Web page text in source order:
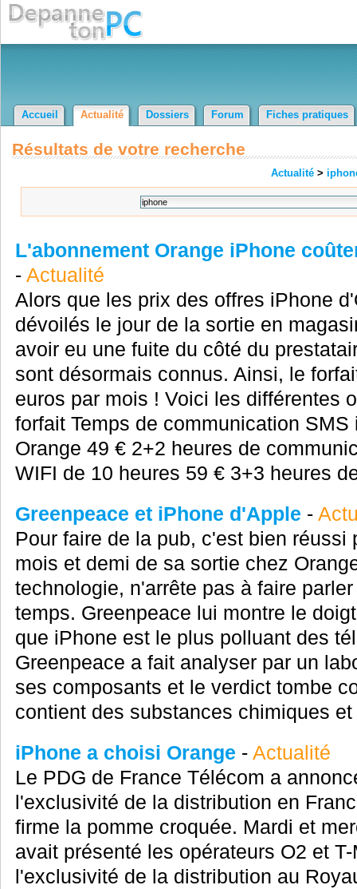
Accueil Actualité Dossiers Forum Fiches pratiques
Résultats de votre recherche
Actualité>
L'abonnement Orange iPhone
- Actualité
Alors que les prix des offres iPhone
dévoilés le jour de la sortie en
avoir eu une fuite du côté du
sont désormais connus. Ainsi, le
euros par mois ! Voici les différentes
forfait Temps de communication
Orange 49 € 2+2 heures de
WIFI de 10 heures 59 € 3+3 heures
Greenpeace et iPhone d'Apple -
Pour faire de la pub, c'est bien réussi
mois et demi de sa sortie chez
technologie, n'arrête pas à faire
temps. Greenpeace lui montre le
que iPhone est le plus polluant des
Greenpeace a fait analyser par un
ses composants et le verdict tombe
contient des substances chimiques
iPhone a choisi Orange - Actualité
Le PDG de France Télécom a
l'exclusivité de la distribution en
firme la pomme croquée. Mardi et
avait présenté les opérateurs O2 et
l'exclusivité de la distribution au